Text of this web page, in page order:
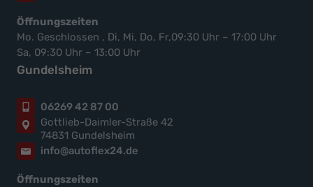
Öffnungszeiten
Mo. Geschlossen , Di, Mi, Do, Fr,09:30 Uhr – 17:00 Uhr
Sa, 09:30 Uhr – 13:00 Uhr
Gundelsheim
06269 42 87 00
Gottlieb-Daimler-Straße 42
74831 Gundelsheim
info@autoflex24.de
Öffnungszeiten